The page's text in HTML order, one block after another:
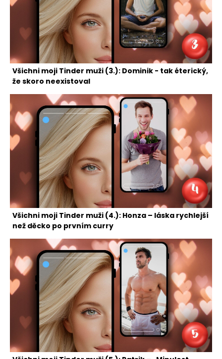
Všichni moji Tinder muži (3.): Dominik - tak éterický,
že skoro neexistoval
Všichni moji Tinder muži (4.): Honza – láska rychlejší
než děcko po prvním curry